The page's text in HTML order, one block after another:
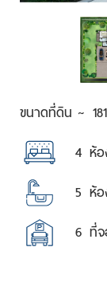
ขนาดที่ดิน ~
4 ห้
5 ห้
6 ที่